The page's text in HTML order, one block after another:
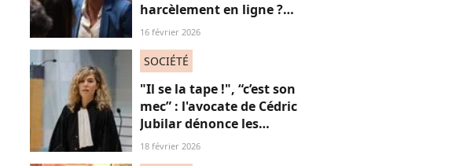
harcèlement en ligne ?
Une étude interroge ce
16 février 2026
SOCIÉTÉ
"Il se la tape !", “c’est son
mec” : l'avocate de Cédric
Jubilar dénonce les
réflexions misogynes
18 février 2026